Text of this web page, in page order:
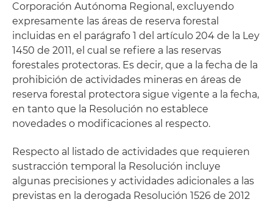
Corporación Autónoma Regional, excluyendo
expresamente las áreas de reserva forestal
incluidas en el parágrafo 1 del artículo 204 de la Ley
1450 de 2011, el cual se refiere a las reservas
forestales protectoras. Es decir, que a la fecha de la
prohibición de actividades mineras en áreas de
reserva forestal protectora sigue vigente a la fecha,
en tanto que la Resolución no establece
novedades o modificaciones al respecto.
Respecto al listado de actividades que requieren
sustracción temporal la Resolución incluye
algunas precisiones y actividades adicionales a las
previstas en la derogada Resolución 1526 de 2012